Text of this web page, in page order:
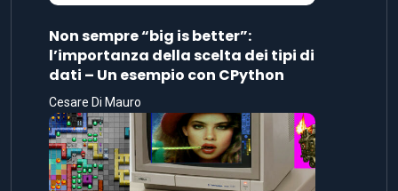
Non sempre “big is better”:
l’importanza della scelta dei tipi di
dati – Un esempio con CPython
Cesare Di Mauro